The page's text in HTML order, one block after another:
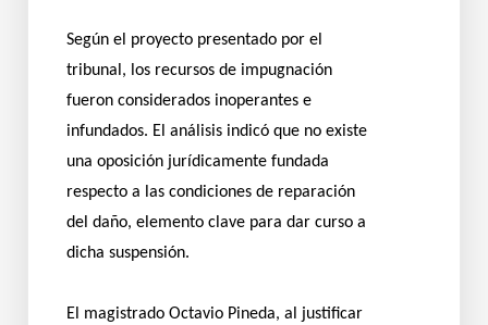
Según el proyecto presentado por el
tribunal, los recursos de impugnación
fueron considerados inoperantes e
infundados. El análisis indicó que no existe
una oposición jurídicamente fundada
respecto a las condiciones de reparación
del daño, elemento clave para dar curso a
dicha suspensión.
El magistrado Octavio Pineda, al justificar